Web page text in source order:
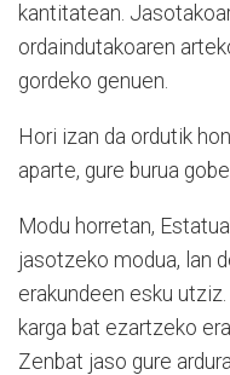
kantitatean.
ordaindutakoaren
gordeko genuen.
Hori izan da ordutik
aparte, gure burua
Modu horretan,
jasotzeko modua, lan
erakundeen esku
karga bat ezartzeko
Zenbat jaso gure